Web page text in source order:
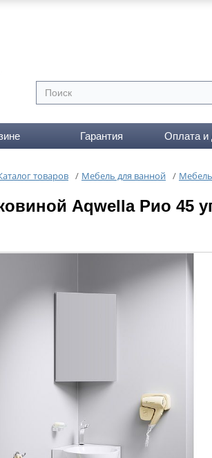
Гарантия Оплата и
товаров / Мебель для ванной /
Aqwella Рио 45